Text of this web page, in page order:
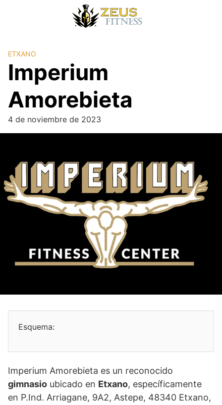
ETXANO
Imperium
Amorebieta
4 de noviembre de 2023
Esquema:
Imperium Amorebieta es un reconocido
gimnasio ubicado en Etxano, específicamente
en P.Ind. Arriagane, 9A2, Astepe, 48340 Etxano,